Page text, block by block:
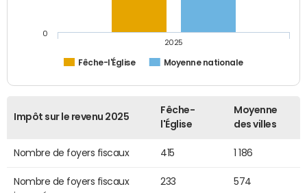
Fêche-l'Église Moyenne nationale
2025
0
Impôt sur le revenu 2025
Fêche-
l'Église
Moyenne
des villes
Nombre de foyers fiscaux 415 1 186
Nombre de foyers fiscaux
233 574